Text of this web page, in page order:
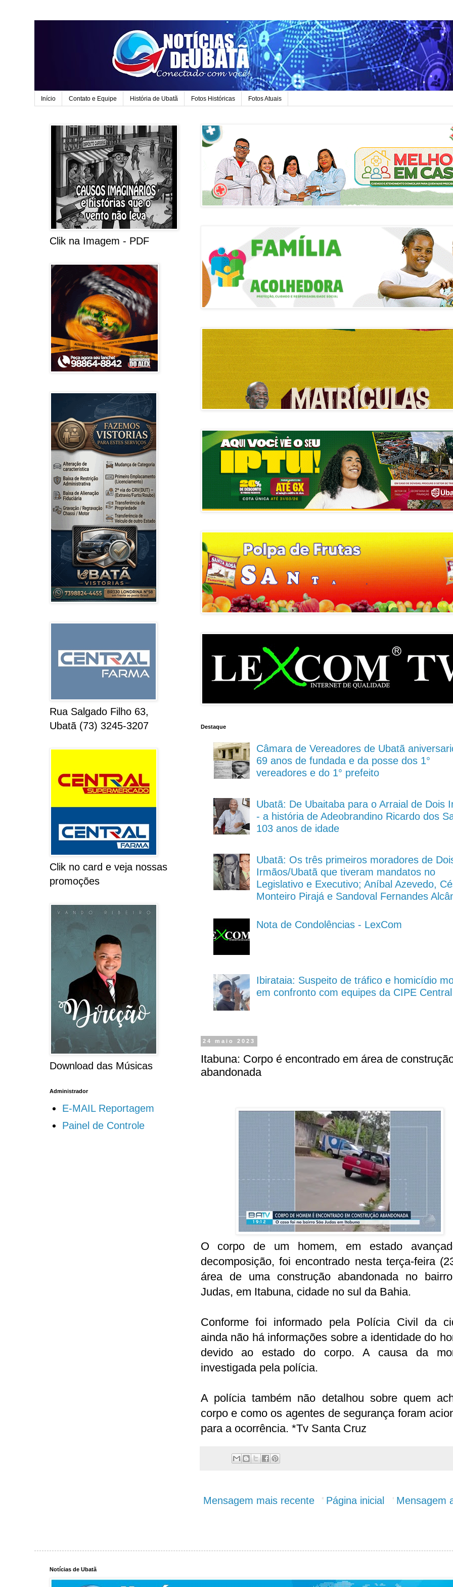
Início Contato e Equipe História de Ubatã Fotos Históricas Fotos Atuais
Destaque
Câmara de Vereadores de Ubatã
69 anos de fundada e da posse dos 1°
vereadores e do 1° prefeito
Ubatã: De Ubaitaba para o Arraial de Dois
- a história de Adeobrandino Ricardo dos
103 anos de idade
Ubatã: Os três primeiros moradores de
Irmãos/Ubatã que tiveram mandatos no
Legislativo e Executivo; Aníbal Azevedo,
Monteiro Pirajá e Sandoval Fernandes
Nota de Condolências - LexCom
Ibirataia: Suspeito de tráfico e homicídio
em confronto com equipes da CIPE Central
24 maio 2023
Itabuna: Corpo é encontrado em área de
abandonada
O corpo de um homem, em estado
decomposição, foi encontrado nesta terça-feira
área de uma construção abandonada no
Judas, em Itabuna, cidade no sul da Bahia.
Conforme foi informado pela Polícia Civil da
ainda não há informações sobre a identidade do
devido ao estado do corpo. A causa da
investigada pela polícia.
A polícia também não detalhou sobre quem
corpo e como os agentes de segurança foram
para a ocorrência. *Tv Santa Cruz
Mensagem mais recente Mensagem
Página inicial
Clik na Imagem - PDF
Rua Salgado Filho 63,
Ubatã (73) 3245-3207
Clik no card e veja nossas
promoções
Download das Músicas
Administrador
E-MAIL Reportagem
Painel de Controle
Notícias de Ubatã